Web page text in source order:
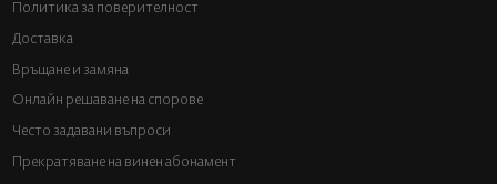
Политика за поверителност
Доставка
Връщане и замяна
Онлайн решаване на спорове
Често задавани въпроси
Прекратяване на винен абонамент